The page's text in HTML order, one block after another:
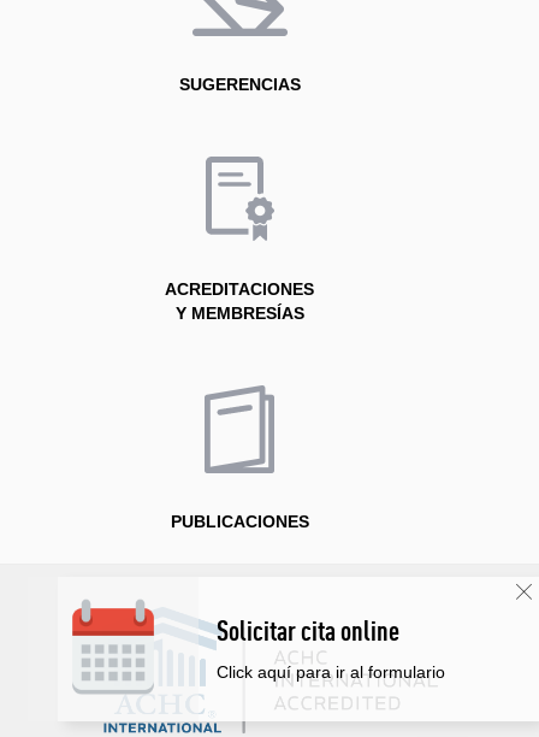
SUGERENCIAS
ACREDITACIONES
Y MEMBRESÍAS
PUBLICACIONES
Solicitar cita online
Click aquí para ir al formulario